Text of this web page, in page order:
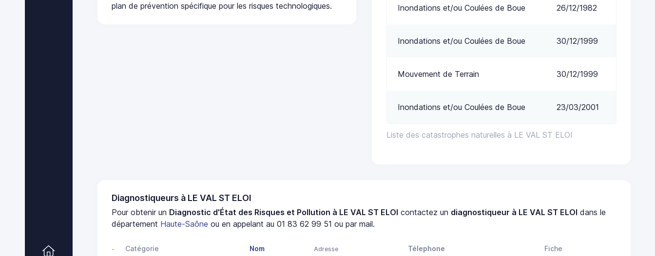
plan de prévention spécifique pour les risques technologiques.
Liste des catastrophes naturelles à LE VAL ST ELOI
Inondations et/ou Coulées de Boue 26/12/1982
Inondations et/ou Coulées de Boue 30/12/1999
Mouvement de Terrain 30/12/1999
Inondations et/ou Coulées de Boue 23/03/2001
Diagnostiqueurs à LE VAL ST ELOI
Pour obtenir un Diagnostic d'État des Risques et Pollution à LE VAL ST ELOI contactez un diagnostiqueur à LE VAL ST ELOI dans le
département Haute-Saône ou en appelant au 01 83 62 99 51 ou par mail.
- Catégorie Nom Adresse Télephone Fiche